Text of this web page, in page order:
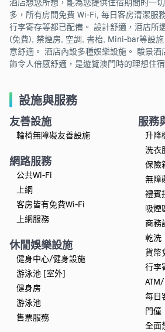
多，所有房間免費 Wi-Fi, 每日客房清潔服
行李寄存等都已配備。 設計舒適，酒店所
(免費), 禁煙房, 空調, 書枱, Mini-bar等設
意舒適。 酒店內設多種娛樂設施。 駿景
飾令人倍感舒適，是遊覽澳門時的理想住宿
設施與服務
友善設施
輪椅無障礙友善設施
網路服務
公共Wi-Fi
上網
客房皆有免費Wi-Fi
上網服務
休閒娛樂設施
健身中心/健身設施
游泳池 [室外]
健身房
游泳池
售票服務
服務
升降
洗衣
保險
無障
禮賓
吸煙
商務
乾洗
貨幣
行李
每日
門僮
全面